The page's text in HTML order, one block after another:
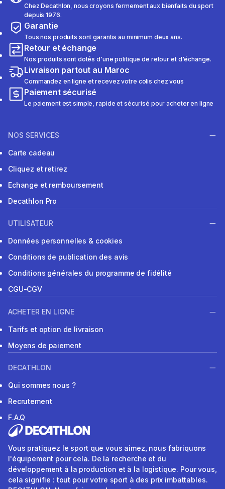
Chez Decathlon, nous croyons fermement aux bienfaits du sport
depuis 1976.
Garantie
Tous nos produits sont garantis au minimum deux ans.
Retour et échange
Nos produits sont dotés d'une politique de retour et d'échange.
Livraison partout au Maroc
Commandez en ligne et recevez votre colis chez vous
Paiement sécurisé
Le paiement est simple, rapide et sécurisé pour acheter en ligne
NOS SERVICES
Carte cadeau
Cliquez et retirez
Echange et remboursement
Decathlon Pro
UTILISATEUR
Données personnelles & cookies
Conditions de publication des avis
Conditions générales du programme de fidélité
CGU-CGV
ACHETER EN LIGNE
Tarifs et option de livraison
Moyens de paiement
DECATHLON
Qui sommes nous ?
Recrutement
F.A.Q
Vous pratiquez le sport que vous aimez, nous fabriquons
l'équipement pour cela. De la recherche et du
développement à la production et à la logistique. Pour vous,
cela signifie : tout pour votre sport à des prix imbattables.